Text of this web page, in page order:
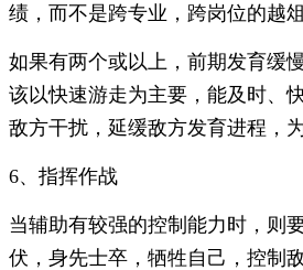
绩，而不是跨专业，跨岗位的越俎
如果有两个或以上，前期发育缓
该以快速游走为主要，能及时、
敌方干扰，延缓敌方发育进程，
6、指挥作战
当辅助有较强的控制能力时，则
伏，身先士卒，牺牲自己，控制